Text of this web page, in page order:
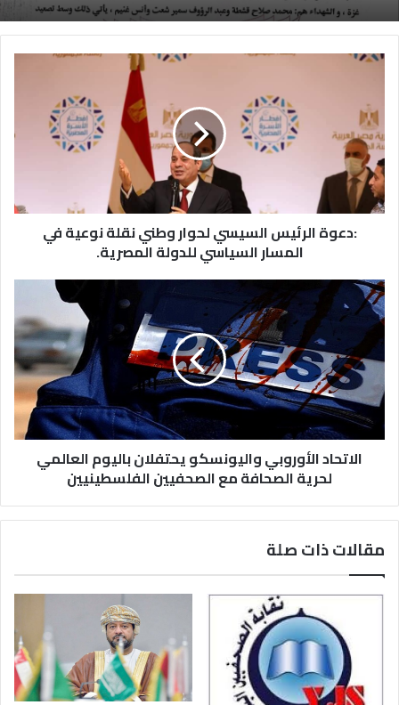
:دعوة الرئيس السيسي لحوار وطني نقلة نوعية في
المسار السياسي للدولة المصرية.
الاتحاد الأوروبي واليونسكو يحتفلان باليوم العالمي
لحرية الصحافة مع الصحفيين الفلسطينيين
مقالات ذات صلة